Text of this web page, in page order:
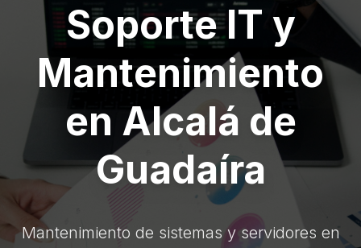
Soporte IT y
Mantenimiento
en Alcalá de
Guadaíra
Mantenimiento de sistemas y servidores en